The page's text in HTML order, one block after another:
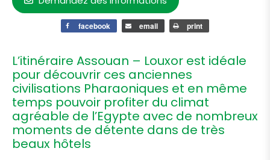
facebook email print
L’itinéraire Assouan – Louxor est idéale
pour découvrir ces anciennes
civilisations Pharaoniques et en même
temps pouvoir profiter du climat
agréable de l’Egypte avec de nombreux
moments de détente dans de très
beaux hôtels